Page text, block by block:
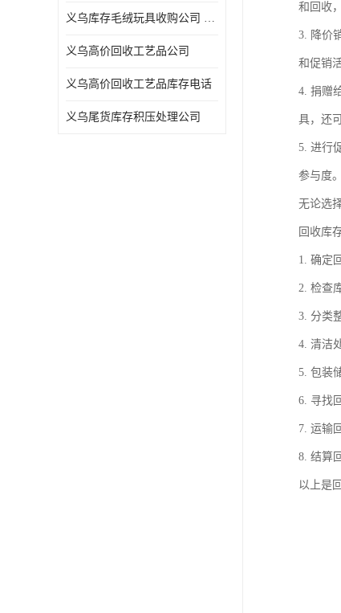
义乌库存毛绒玩具收购公司 高价回收库存积压 义乌市永峰贸易商行
义乌高价回收工艺品公司
义乌高价回收工艺品库存电话
义乌尾货库存积压处理公司
和回收
3. 降价
和促销
4. 捐赠
具，还
5. 进行
参与度。
无论选
回收库
1. 确定
2. 检查
3. 分类
4. 清洁
5. 包装
6. 寻找
7. 运输
8. 结算
以上是